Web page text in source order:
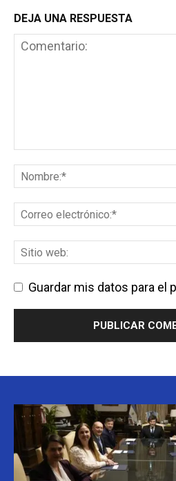
DEJA UNA RESPUESTA
Guardar mis datos para el